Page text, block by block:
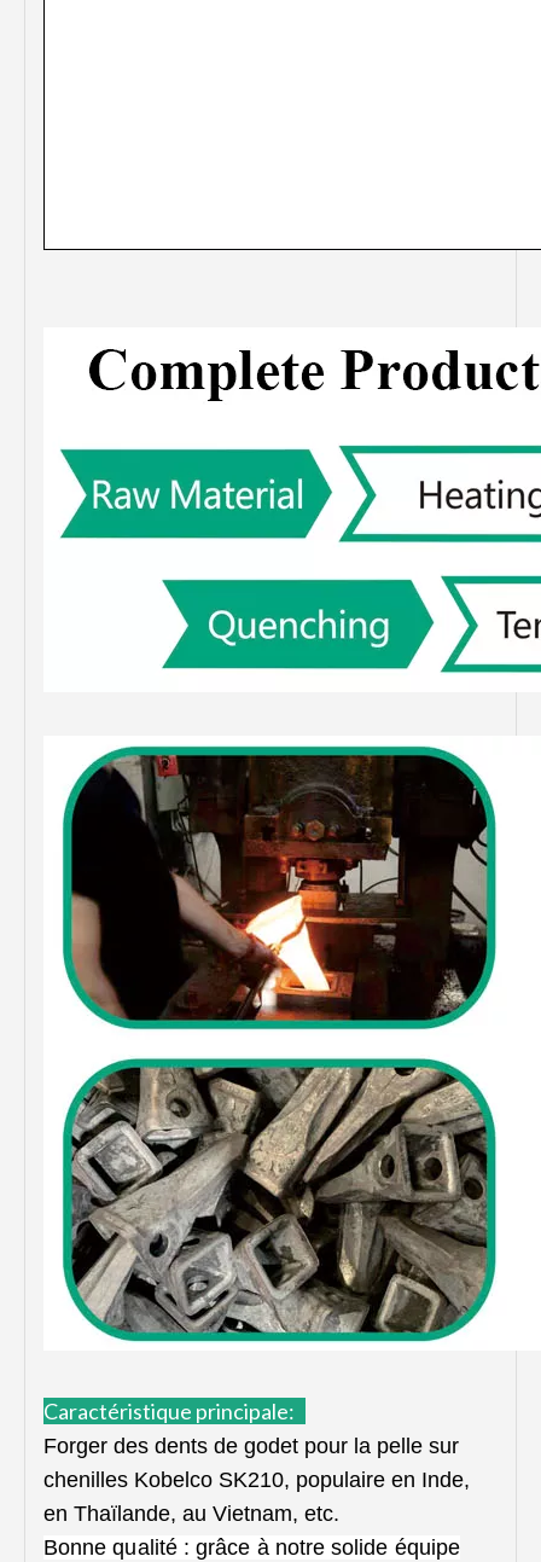
Caractéristique principale:
Forger des dents de godet pour la pelle sur
chenilles Kobelco SK210, populaire en Inde,
en Thaïlande, au Vietnam, etc.
Bonne qualité : grâce à notre solide équipe